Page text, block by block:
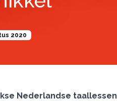
2020
Nederlandse